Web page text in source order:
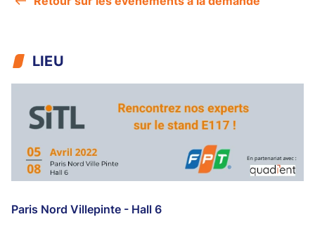
LIEU
Paris Nord Villepinte - Hall 6